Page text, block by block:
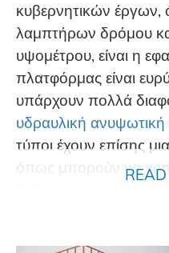
κυβερνητικών
λαμπτήρων δρόμου
υψομέτρου, είναι η
πλατφόρμας είναι
υπάρχουν πολλά
υδραυλική
τύποι έχουν επίσης
όπως μπορούν να